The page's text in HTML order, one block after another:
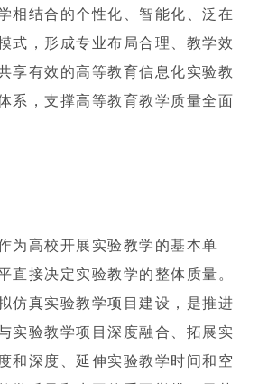
相结合的个性化、智能化、泛在
式，形成专业布局合理、教学效
享有效的高等教育信息化实验教
系，支撑高等教育教学质量全面
为高校开展实验教学的基本单
直接决定实验教学的整体质量。
仿真实验教学项目建设，是推进
实验教学项目深度融合、拓展实
和深度、延伸实验教学时间和空